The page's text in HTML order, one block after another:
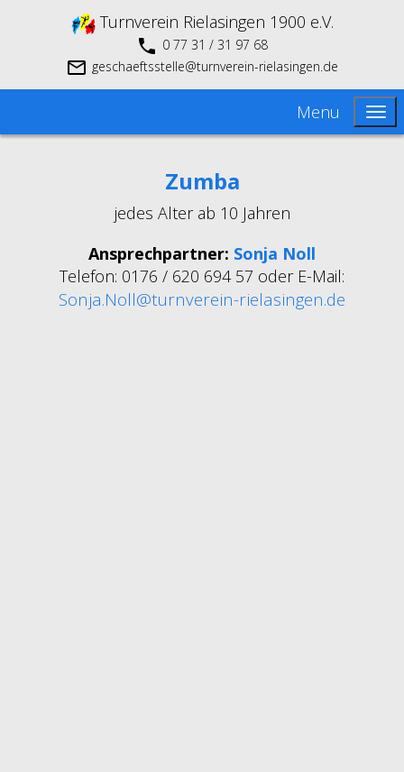
Turnverein Rielasingen 1900 e.V.
0 77 31 / 31 97 68
geschaeftsstelle@turnverein-rielasingen.de
Menu
Zumba
jedes Alter ab 10 Jahren
Ansprechpartner: Sonja Noll
Telefon: 0176 / 620 694 57 oder E-Mail:
Sonja.Noll@turnverein-rielasingen.de